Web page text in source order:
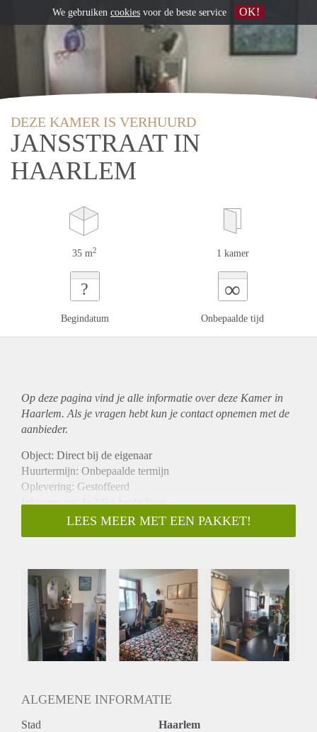
DEZE KAMER IS VERHUURD
JANSSTRAAT IN
HAARLEM
35 m2 1 kamer
?
Begindatum
∞
Onbepaalde tijd
Op deze pagina vind je alle informatie over deze Kamer in
Haarlem. Als je vragen hebt kun je contact opnemen met de
aanbieder.
Object: Direct bij de eigenaar
Huurtermijn: Onbepaalde termijn
Oplevering: Gestoffeerd
Inkomen eis: Ja 2,9 x bruto huur
Garantiestelling mogelijk: Ja
Borg: 1 maand
Gedeelde keuken: Nee
Gedeelde Douche: Nee
Gedeelde woonkamer: Nee
Huisgenoten: Nee
Geslacht huisgenoten: N.v.t.
LEES MEER MET EEN PAKKET!
ALGEMENE INFORMATIE
Stad Haarlem
We gebruiken cookies voor de beste service OK!